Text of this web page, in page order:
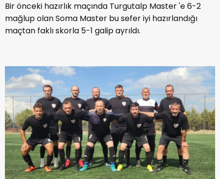
Bir önceki hazırlık maçında Turgutalp Master 'e 6-2
mağlup olan Soma Master bu sefer iyi hazırlandığı
maçtan faklı skorla 5-1 galip ayrıldı.